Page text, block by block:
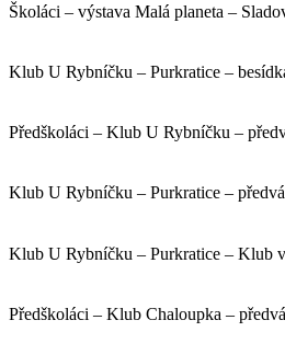
Školáci – výstava Malá planeta –
Klub U Rybníčku – Purkratice –
Předškoláci – Klub U Rybníčku –
Klub U Rybníčku – Purkratice –
Klub U Rybníčku – Purkratice – Klub
Předškoláci – Klub Chaloupka –